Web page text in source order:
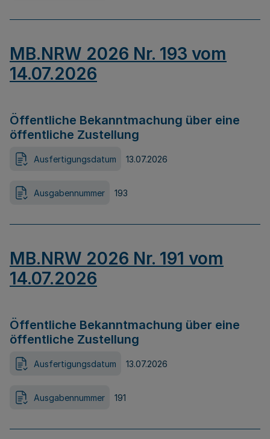
MB.NRW 2026 Nr. 193 vom
14.07.2026
Öffentliche Bekanntmachung über eine
öffentliche Zustellung
Ausfertigungsdatum 13.07.2026
Ausgabennummer 193
MB.NRW 2026 Nr. 191 vom
14.07.2026
Öffentliche Bekanntmachung über eine
öffentliche Zustellung
Ausfertigungsdatum 13.07.2026
Ausgabennummer 191